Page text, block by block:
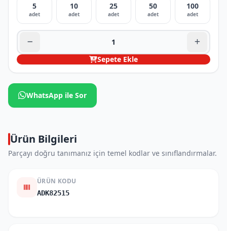
5
adet
10
adet
25
adet
50
adet
100
adet
Sepete Ekle
WhatsApp ile Sor
Ürün Bilgileri
Parçayı doğru tanımanız için temel kodlar ve sınıflandırmalar.
ÜRÜN KODU
ADK82515